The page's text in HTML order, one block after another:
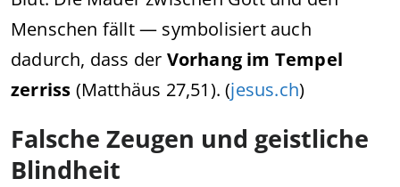
Menschen fällt — symbolisiert auch
dadurch, dass der Vorhang im Tempel
zerriss (Matthäus 27,51). (jesus.ch)
Falsche Zeugen und geistliche
Blindheit